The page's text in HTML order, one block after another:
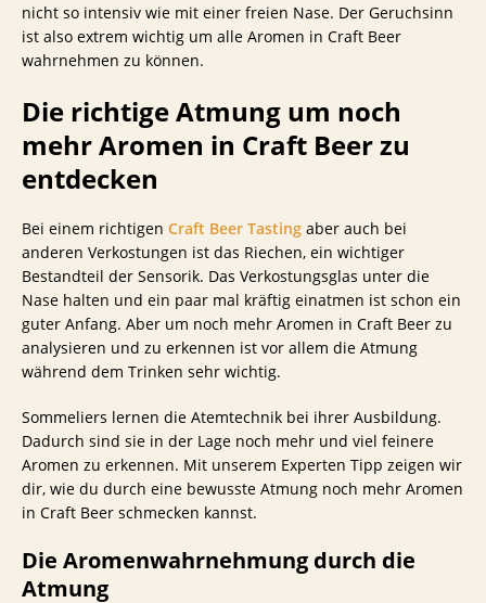
nicht so intensiv wie mit einer freien Nase. Der Geruchsinn
ist also extrem wichtig um alle Aromen in Craft Beer
wahrnehmen zu können.
Die richtige Atmung um noch
mehr Aromen in Craft Beer zu
entdecken
Bei einem richtigen Craft Beer Tasting aber auch bei
anderen Verkostungen ist das Riechen, ein wichtiger
Bestandteil der Sensorik. Das Verkostungsglas unter die
Nase halten und ein paar mal kräftig einatmen ist schon ein
guter Anfang. Aber um noch mehr Aromen in Craft Beer zu
analysieren und zu erkennen ist vor allem die Atmung
während dem Trinken sehr wichtig.
Sommeliers lernen die Atemtechnik bei ihrer Ausbildung.
Dadurch sind sie in der Lage noch mehr und viel feinere
Aromen zu erkennen. Mit unserem Experten Tipp zeigen wir
dir, wie du durch eine bewusste Atmung noch mehr Aromen
in Craft Beer schmecken kannst.
Die Aromenwahrnehmung durch die
Atmung